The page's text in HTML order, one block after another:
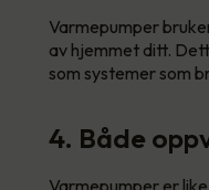
Varmepumper
av hjemmet ditt.
som systemer som
4. Både
Varmepumper er